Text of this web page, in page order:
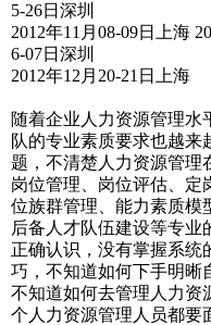
5-26日深圳
2012年11月08-09日上海
6-07日深圳
2012年12月20-21日上海
随着企业人力资源管理水
队的专业素质要求也越来
题，不清楚人力资源管理
岗位管理、岗位评估、定
位族群管理、能力素质模
后备人才队伍建设等专业
正确认识，没有掌握系统
巧，不知道如何下手明晰
不知道如何去管理人力资
个人力资源管理人员都要